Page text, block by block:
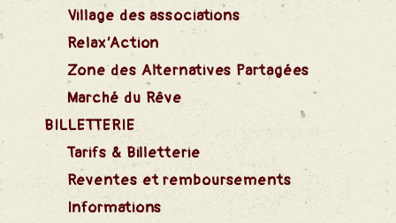
Village des associations
Relax’Action
Zone des Alternatives Partagées
Marché du Rêve
BILLETTERIE
Tarifs & Billetterie
Reventes et remboursements
Informations